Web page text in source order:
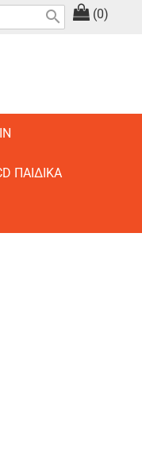
(0)
search
ΠΑΙΔΙΚΑ